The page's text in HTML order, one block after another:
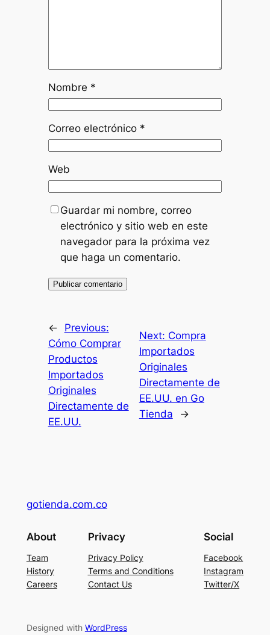
Nombre *
Correo electrónico *
Web
Guardar mi nombre, correo
electrónico y sitio web en este
navegador para la próxima vez
que haga un comentario.
←
Previous:
Cómo Comprar
Productos
Importados
Originales
Directamente de
EE.UU.
Next: Compra
Importados
Originales
Directamente de
EE.UU. en Go
Tienda
→
gotienda.com.co
About
Team
History
Careers
Privacy
Privacy Policy
Terms and Conditions
Contact Us
Social
Facebook
Instagram
Twitter/X
Designed with WordPress